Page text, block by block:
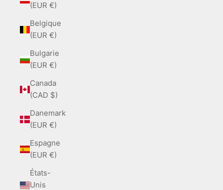
(EUR €)
Belgique
(EUR €)
Bulgarie
(EUR €)
Canada
(CAD $)
Danemark
(EUR €)
Espagne
(EUR €)
États-
Unis